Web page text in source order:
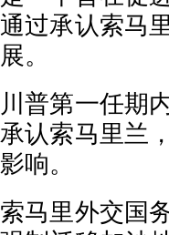
通过承认索马
展。
川普第一任期
承认索马里兰
影响。
索马里外交国